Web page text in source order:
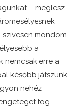
– meglesz
szívesen mondom
a
nemcsak erre a
később játszunk
nehéz
fog